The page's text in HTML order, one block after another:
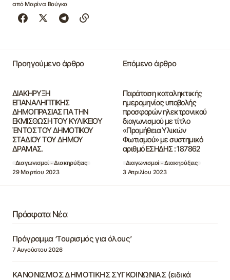
από Μαρίνα Βούγκα
Προηγούμενο άρθρο
ΔΙΑΚΗΡΥΞΗ
ΕΠΑΝΑΛΗΠΤΙΚΗΣ
ΔΗΜΟΠΡΑΣΙΑΣ ΓΙΑ ΤΗΝ
ΕΚΜΙΣΘΩΣΗ ΤΟΥ ΚΥΛΙΚΕΙΟΥ
ΈΝΤΟΣ ΤΟΥ ΔΗΜΟΤΙΚΟΥ
ΣΤΑΔΙΟΥ ΤΟΥ ΔΗΜΟΥ
ΔΡΑΜΑΣ.
Διαγωνισμοί - Διακηρύξεις
29 Μαρτίου 2023
Επόμενο άρθρο
Παράταση καταληκτικής
ημερομηνίας υποβολής
προσφορών ηλεκτρονικού
διαγωνισμού με τίτλο
«Προμήθεια Υλικών
Φωτισμού» με συστημικό
αριθμό ΕΣΗΔΗΣ : 187862
Διαγωνισμοί - Διακηρύξεις
3 Απριλίου 2023
Πρόσφατα Νέα
Πρόγραμμα ‘Τουρισμός για όλους’
7 Αυγούστου 2026
ΚΑΝΟΝΙΣΜΟΣ ΔΗΜΟΤΙΚΗΣ ΣΥΓΚΟΙΝΩΝΙΑΣ (ειδικά